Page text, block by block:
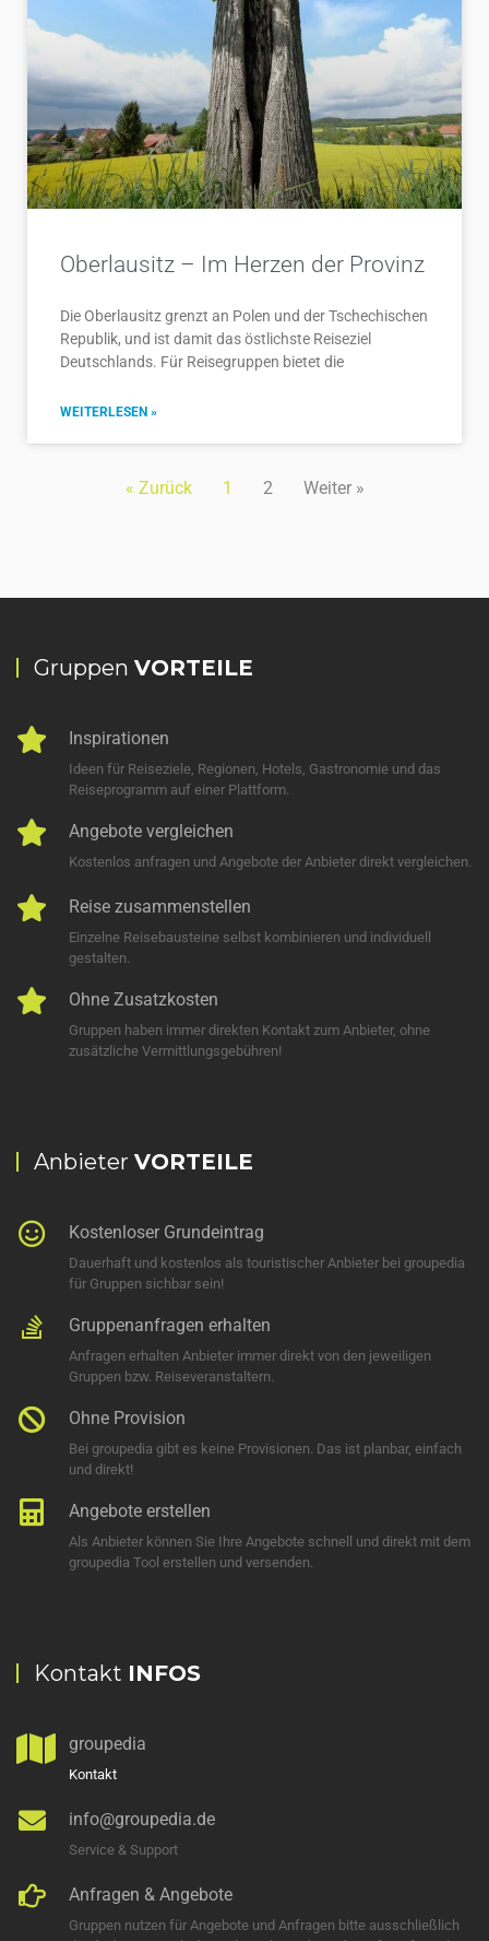
Oberlausitz – Im Herzen der Provinz
Die Oberlausitz grenzt an Polen und der Tschechischen
Republik, und ist damit das östlichste Reiseziel
Deutschlands. Für Reisegruppen bietet die
WEITERLESEN »
« Zurück 1 2 Weiter »
Gruppen VORTEILE
Inspirationen
Ideen für Reiseziele, Regionen, Hotels, Gastronomie und das
Reiseprogramm auf einer Plattform.
Angebote vergleichen
Kostenlos anfragen und Angebote der Anbieter direkt vergleichen.
Reise zusammenstellen
Einzelne Reisebausteine selbst kombinieren und individuell
gestalten.
Ohne Zusatzkosten
Gruppen haben immer direkten Kontakt zum Anbieter, ohne
zusätzliche Vermittlungsgebühren!
Anbieter VORTEILE
Kostenloser Grundeintrag
Dauerhaft und kostenlos als touristischer Anbieter bei groupedia
für Gruppen sichbar sein!
Gruppenanfragen erhalten
Anfragen erhalten Anbieter immer direkt von den jeweiligen
Gruppen bzw. Reiseveranstaltern.
Ohne Provision
Bei groupedia gibt es keine Provisionen. Das ist planbar, einfach
und direkt!
Angebote erstellen
Als Anbieter können Sie Ihre Angebote schnell und direkt mit dem
groupedia Tool erstellen und versenden.
Kontakt INFOS
groupedia
Kontakt
info@groupedia.de
Service & Support
Anfragen & Angebote
Gruppen nutzen für Angebote und Anfragen bitte ausschließlich